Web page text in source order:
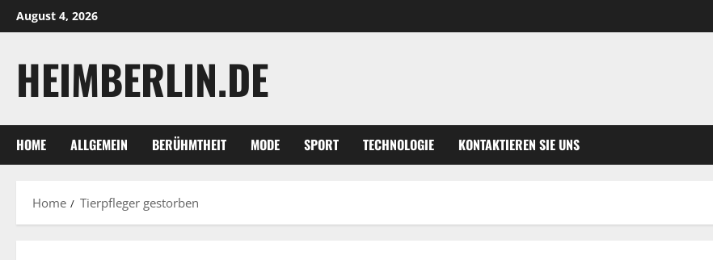
Skip
to
August 4, 2026
HEIMBERLIN.DE
HOME ALLGEMEIN BERÜHMTHEIT MODE SPORT TECHNOLOGIE KONTAKTIEREN SIE UNS
Home Tierpfleger gestorben